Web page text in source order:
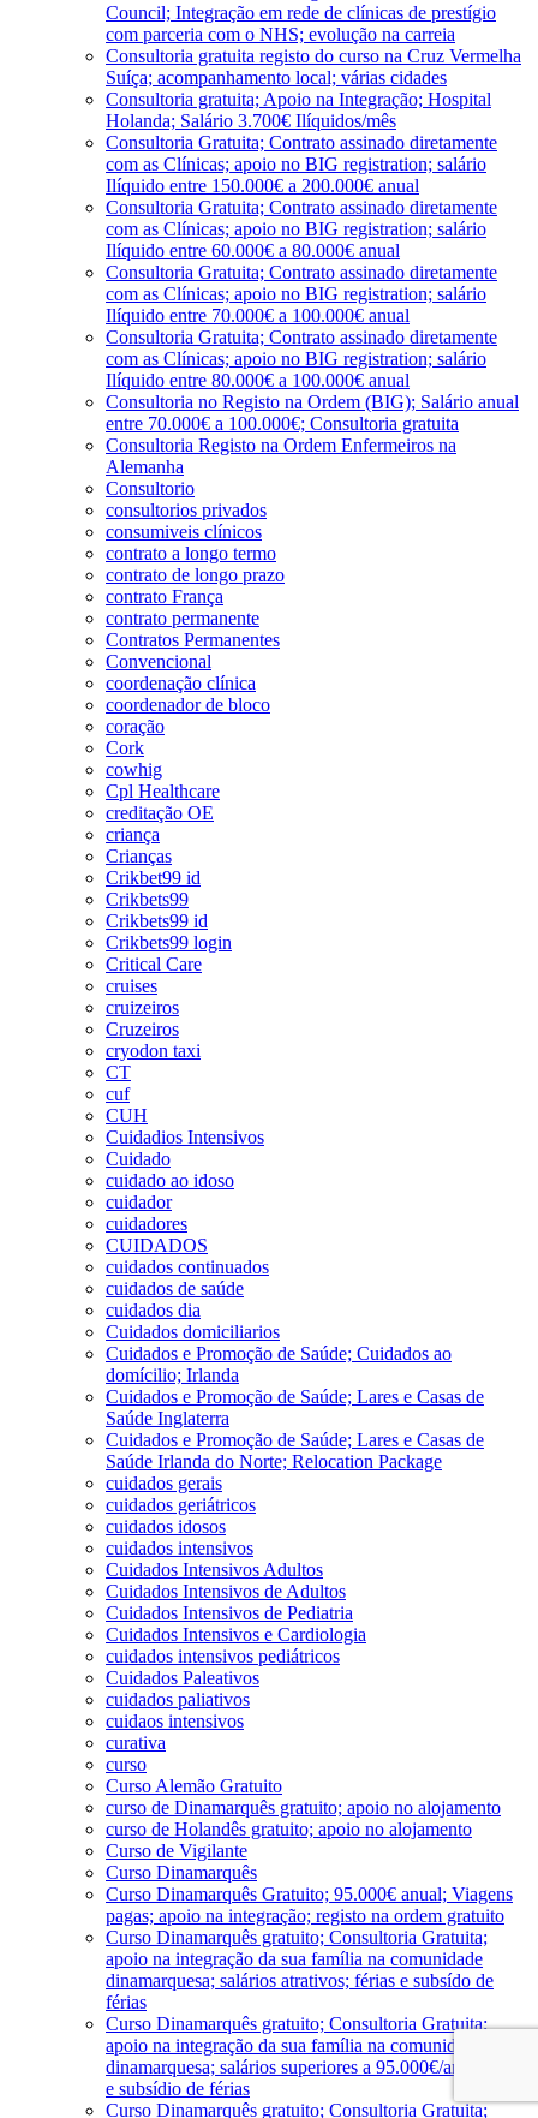
Council; Integração em rede de clínicas de prestígio
com parceria com o NHS; evolução na carreia
Consultoria gratuita registo do curso na Cruz Vermelha
Suíça; acompanhamento local; várias cidades
Consultoria gratuita; Apoio na Integração; Hospital
Holanda; Salário 3.700€ Ilíquidos/mês
Consultoria Gratuita; Contrato assinado diretamente
com as Clínicas; apoio no BIG registration; salário
Ilíquido entre 150.000€ a 200.000€ anual
Consultoria Gratuita; Contrato assinado diretamente
com as Clínicas; apoio no BIG registration; salário
Ilíquido entre 60.000€ a 80.000€ anual
Consultoria Gratuita; Contrato assinado diretamente
com as Clínicas; apoio no BIG registration; salário
Ilíquido entre 70.000€ a 100.000€ anual
Consultoria Gratuita; Contrato assinado diretamente
com as Clínicas; apoio no BIG registration; salário
Ilíquido entre 80.000€ a 100.000€ anual
Consultoria no Registo na Ordem (BIG); Salário anual
entre 70.000€ a 100.000€; Consultoria gratuita
Consultoria Registo na Ordem Enfermeiros na
Alemanha
Consultorio
consultorios privados
consumiveis clínicos
contrato a longo termo
contrato de longo prazo
contrato França
contrato permanente
Contratos Permanentes
Convencional
coordenação clínica
coordenador de bloco
coração
Cork
cowhig
Cpl Healthcare
creditação OE
criança
Crianças
Crikbet99 id
Crikbets99
Crikbets99 id
Crikbets99 login
Critical Care
cruises
cruizeiros
Cruzeiros
cryodon taxi
CT
cuf
CUH
Cuidadios Intensivos
Cuidado
cuidado ao idoso
cuidador
cuidadores
CUIDADOS
cuidados continuados
cuidados de saúde
cuidados dia
Cuidados domiciliarios
Cuidados e Promoção de Saúde; Cuidados ao
domícilio; Irlanda
Cuidados e Promoção de Saúde; Lares e Casas de
Saúde Inglaterra
Cuidados e Promoção de Saúde; Lares e Casas de
Saúde Irlanda do Norte; Relocation Package
cuidados gerais
cuidados geriátricos
cuidados idosos
cuidados intensivos
Cuidados Intensivos Adultos
Cuidados Intensivos de Adultos
Cuidados Intensivos de Pediatria
Cuidados Intensivos e Cardiologia
cuidados intensivos pediátricos
Cuidados Paleativos
cuidados paliativos
cuidaos intensivos
curativa
curso
Curso Alemão Gratuito
curso de Dinamarquês gratuito; apoio no alojamento
curso de Holandês gratuito; apoio no alojamento
Curso de Vigilante
Curso Dinamarquês
Curso Dinamarquês Gratuito; 95.000€ anual; Viagens
pagas; apoio na integração; registo na ordem gratuito
Curso Dinamarquês gratuito; Consultoria Gratuita;
apoio na integração da sua família na comunidade
dinamarquesa; salários atrativos; férias e subsído de
férias
Curso Dinamarquês gratuito; Consultoria Gratuita;
apoio na integração da sua família na comunidade
dinamarquesa; salários superiores a 95.000€/ano; férias
e subsídio de férias
Curso Dinamarquês gratuito; Consultoria Gratuita;